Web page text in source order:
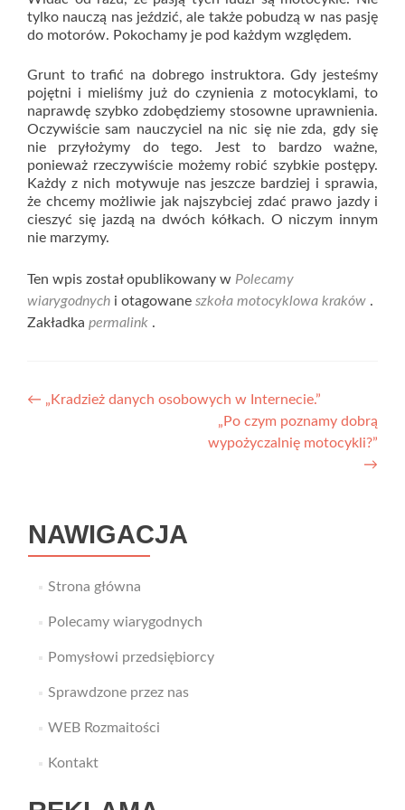
tylko nauczą nas jeździć, ale także pobudzą w nas pasję
do motorów. Pokochamy je pod każdym względem.
Grunt to trafić na dobrego instruktora. Gdy jesteśmy
pojętni i mieliśmy już do czynienia z motocyklami, to
naprawdę szybko zdobędziemy stosowne uprawnienia.
Oczywiście sam nauczyciel na nic się nie zda, gdy się
nie przyłożymy do tego. Jest to bardzo ważne,
ponieważ rzeczywiście możemy robić szybkie postępy.
Każdy z nich motywuje nas jeszcze bardziej i sprawia,
że chcemy możliwie jak najszybciej zdać prawo jazdy i
cieszyć się jazdą na dwóch kółkach. O niczym innym
nie marzymy.
Ten wpis został opublikowany w Polecamy
wiarygodnych i otagowane szkoła motocyklowa kraków .
Zakładka permalink .
Nawigacja
← „Kradzież danych osobowych w Internecie.”
„Po czym poznamy dobrą
wypożyczalnię motocykli?”
→
NAWIGACJA
Strona główna
Polecamy wiarygodnych
Pomysłowi przedsiębiorcy
Sprawdzone przez nas
WEB Rozmaitości
Kontakt